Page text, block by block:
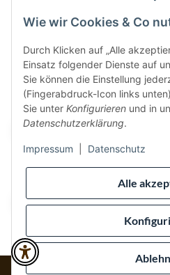
Alle
Wie wir Cookies & Co
Durch Klicken auf „Alle
Einsatz folgender Dienste auf
Sie können die Einstellung
(Fingerabdruck-Icon links
Sie unter Konfigurieren und in
Datenschutzerklärung.
Impressum Datenschutz
Vertrag
Sicher bezahlen via:
Wir versenden via: